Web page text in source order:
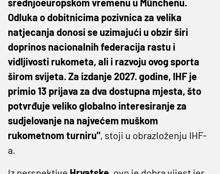
srednjoeuropskom vremenu u Münchenu.
Odluka o dobitnicima pozivnica za velika
natjecanja donosi se uzimajući u obzir širi
doprinos nacionalnih federacija rastu i
vidljivosti rukometa, ali i razvoju ovog sporta
širom svijeta. Za izdanje 2027. godine, IHF je
primio 13 prijava za dva dostupna mjesta, što
potvrđuje veliko globalno interesiranje za
sudjelovanje na najvećem muškom
rukometnom turniru", stoji u obrazloženju IHF-
a.